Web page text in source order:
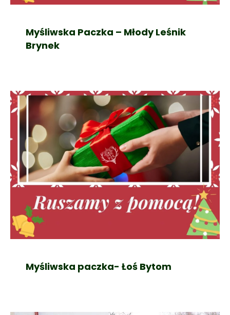
Myśliwska Paczka – Młody Leśnik
Brynek
Myśliwska paczka- Łoś Bytom